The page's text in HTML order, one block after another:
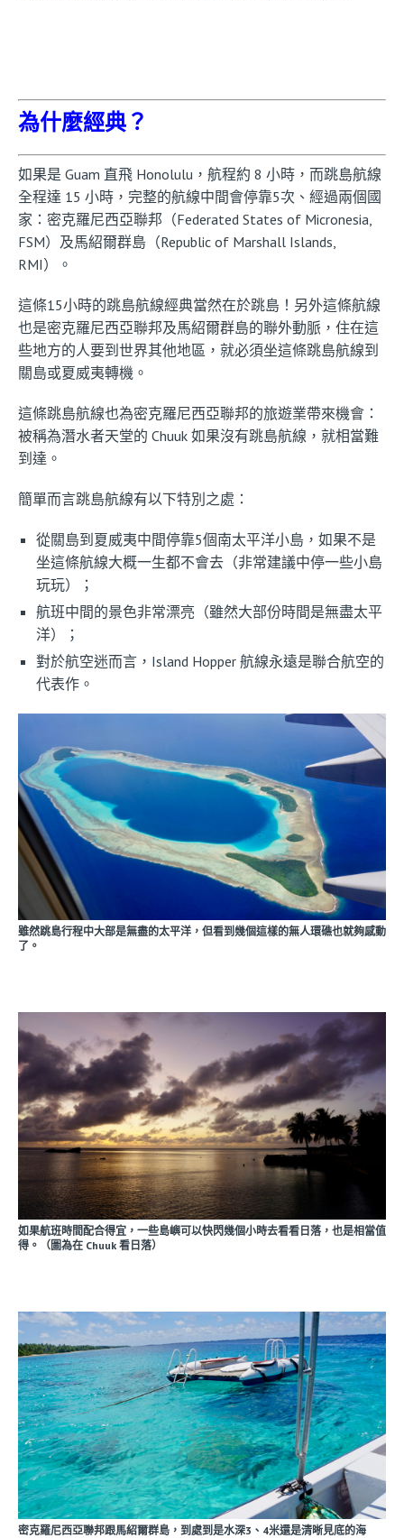
為什麼經典？
如果是 Guam 直飛 Honolulu，航程約 8 小時，而跳島航線
全程達 15 小時，完整的航線中間會停靠5次、經過兩個國
家：密克羅尼西亞聯邦（Federated States of Micronesia,
FSM）及馬紹爾群島（Republic of Marshall Islands,
RMI）。
這條15小時的跳島航線經典當然在於跳島！另外這條航線
也是密克羅尼西亞聯邦及馬紹爾群島的聯外動脈，住在這
些地方的人要到世界其他地區，就必須坐這條跳島航線到
關島或夏威夷轉機。
這條跳島航線也為密克羅尼西亞聯邦的旅遊業帶來機會：
被稱為潛水者天堂的 Chuuk 如果沒有跳島航線，就相當難
到達。
簡單而言跳島航線有以下特別之處：
從關島到夏威夷中間停靠5個南太平洋小島，如果不是
坐這條航線大概一生都不會去（非常建議中停一些小島
玩玩）；
航班中間的景色非常漂亮（雖然大部份時間是無盡太平
洋）；
對於航空迷而言，Island Hopper 航線永遠是聯合航空的
代表作。
雖然跳島行程中大部是無盡的太平洋，但看到幾個這樣的無人環礁也就夠感動
了。
如果航班時間配合得宜，一些島嶼可以快閃幾個小時去看看日落，也是相當值
得。（圖為在 Chuuk 看日落）
密克羅尼西亞聯邦跟馬紹爾群島，到處到是水深3、4米還是清晰見底的海